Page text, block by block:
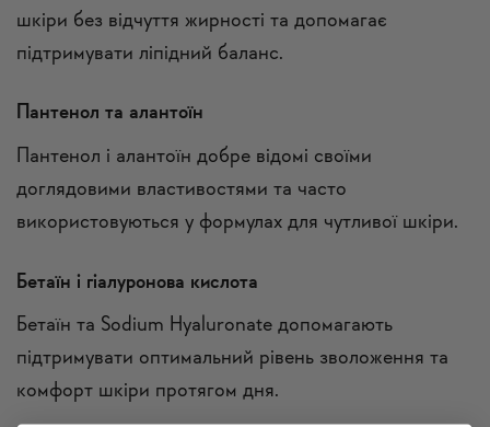
шкіри без відчуття жирності та допомагає
підтримувати ліпідний баланс.
Пантенол та алантоїн
Пантенол і алантоїн добре відомі своїми
доглядовими властивостями та часто
використовуються у формулах для чутливої шкіри.
Бетаїн і гіалуронова кислота
Бетаїн та Sodium Hyaluronate допомагають
підтримувати оптимальний рівень зволоження та
комфорт шкіри протягом дня.